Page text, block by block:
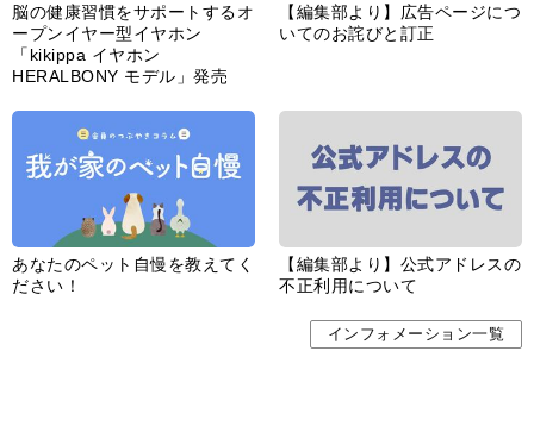
脳の健康習慣をサポートするオ
ープンイヤー型イヤホン
「kikippa イヤホン
HERALBONY モデル」発売
【編集部より】広告ページにつ
いてのお詫びと訂正
あなたのペット自慢を教えてく
ださい！
【編集部より】公式アドレスの
不正利用について
インフォメーション一覧